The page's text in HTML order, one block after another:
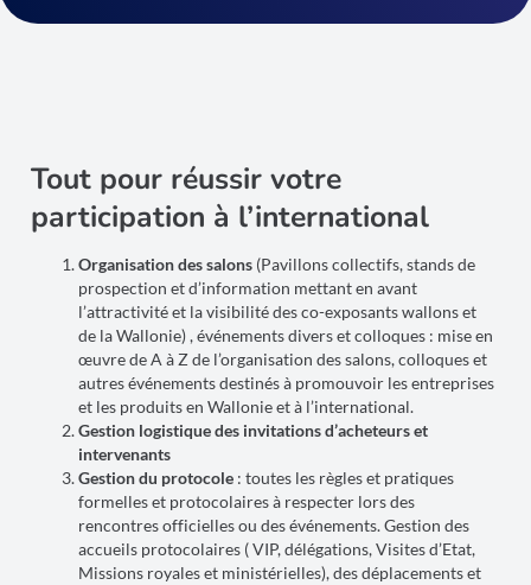
Tout pour réussir votre
participation à l’international
Organisation des salons(Pavillons collectifs, stands de
prospection et d’information mettant en avant
l’attractivité et la visibilité des co-exposants wallons et
de la Wallonie) , événements divers et colloques : mise en
œuvre de A à Z de l’organisation des salons, colloques et
autres événements destinés à promouvoir les entreprises
et les produits en Wallonie et à l’international.
Gestion logistique des invitations d’acheteurs et
intervenants
Gestion du protocole: toutes les règles et pratiques
formelles et protocolaires à respecter lors des
rencontres officielles ou des événements. Gestion des
accueils protocolaires ( VIP, délégations, Visites d’Etat,
Missions royales et ministérielles), des déplacements et